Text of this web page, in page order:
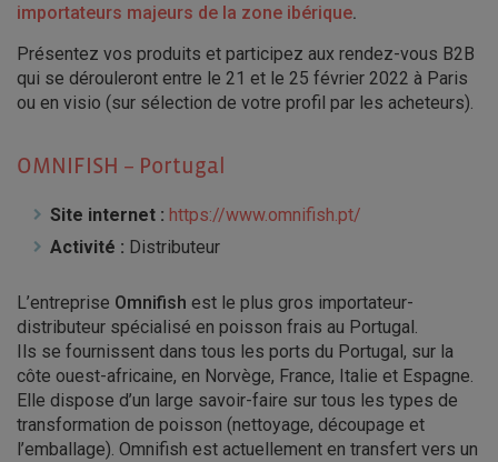
importateurs majeurs de la zone ibérique.
Présentez vos produits et participez aux rendez-vous B2B
qui se dérouleront entre le 21 et le 25 février 2022 à Paris
ou en visio (sur sélection de votre profil par les acheteurs).
OMNIFISH – Portugal
Site internet : https://www.omnifish.pt/
Activité : Distributeur
L’entreprise Omnifish est le plus gros importateur-
distributeur spécialisé en poisson frais au Portugal.
Ils se fournissent dans tous les ports du Portugal, sur la
côte ouest-africaine, en Norvège, France, Italie et Espagne.
Elle dispose d’un large savoir-faire sur tous les types de
transformation de poisson (nettoyage, découpage et
l’emballage). Omnifish est actuellement en transfert vers un